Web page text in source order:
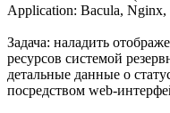
Application: Bacula,
Задача: наладить
ресурсов системой
детальные данные о
посредством web-